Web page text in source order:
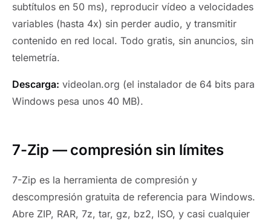
subtítulos en 50 ms), reproducir vídeo a velocidades
variables (hasta 4x) sin perder audio, y transmitir
contenido en red local. Todo gratis, sin anuncios, sin
telemetría.
Descarga: videolan.org (el instalador de 64 bits para
Windows pesa unos 40 MB).
7-Zip — compresión sin límites
7-Zip es la herramienta de compresión y
descompresión gratuita de referencia para Windows.
Abre ZIP, RAR, 7z, tar, gz, bz2, ISO, y casi cualquier